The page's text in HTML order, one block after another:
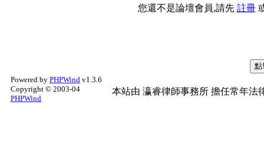
您還不是論壇會員,請先 註冊
Powered by PHPWind v1.3.6
Copyright © 2003-04
PHPWind
本站由 瀛睿律師事務所 擔任常年法